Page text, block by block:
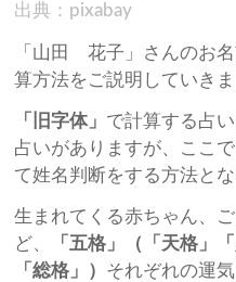
出典：pixabay
「山田 花子」さんのお
算方法をご説明していきま
「旧字体」 で計算する占い
占いがありますが、ここ
て姓名判断をする方法とな
生まれてくる赤ちゃん、
ど、
「五格」 （「天格」
「総格」） それぞれの運